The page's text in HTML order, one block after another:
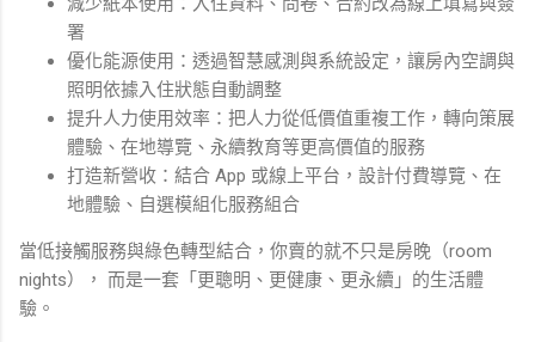
署
優化能源使用：透過智慧感測與系統設定，讓房內空調與
照明依據入住狀態自動調整
提升人力使用效率：把人力從低價值重複工作，轉向策展
體驗、在地導覽、永續教育等更高價值的服務
打造新營收：結合 App 或線上平台，設計付費導覽、在
地體驗、自選模組化服務組合
當低接觸服務與綠色轉型結合，你賣的就不只是房晚（room
nights）， 而是一套「更聰明、更健康、更永續」的生活體
驗。